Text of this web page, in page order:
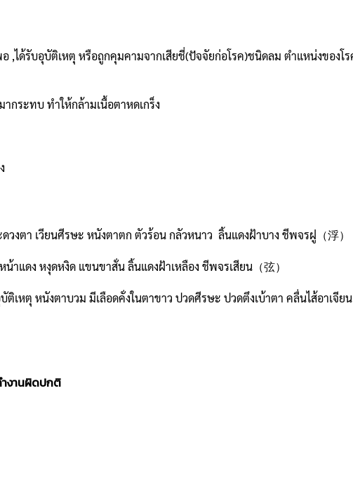
บอุบัติเหตุ หรือถูกคุมคามจากเสียชี่(ปัจจัยก่อโรค)ชนิดลม ตำแหน่งของโร
ระทบ ทำให้กล้ามเนื้อตาหดเกร็ง
เวียนศีรษะ หนังตาตก ตัวร้อน กลัวหนาว ลิ้นแดงฝ้าบาง ชีพจรฝู（浮）
ง หงุดหงิด แขนขาสั่น ลิ้นแดงฝ้าเหลือง ชีพจรเสียน（弦）
หนังตาบวม มีเลือดคั่งในตาขาว ปวดศีรษะ ปวดตึงเบ้าตา คลื่นไส้อาเจีย
ำงานผิดปกติ